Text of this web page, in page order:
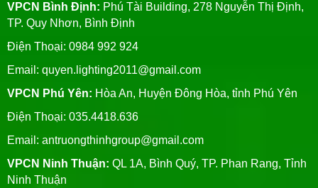
VPCN Bình Định: Phú Tài Building, 278 Nguyễn Thị Định,
TP. Quy Nhơn, Bình Định
Điện Thoại: 0984 992 924
Email: quyen.lighting2011@gmail.com
VPCN Phú Yên: Hòa An, Huyện Đông Hòa, tỉnh Phú Yên
Điện Thoại: 035.4418.636
Email: antruongthinhgroup@gmail.com
VPCN Ninh Thuận: QL 1A, Bình Quý, TP. Phan Rang, Tỉnh
Ninh Thuận